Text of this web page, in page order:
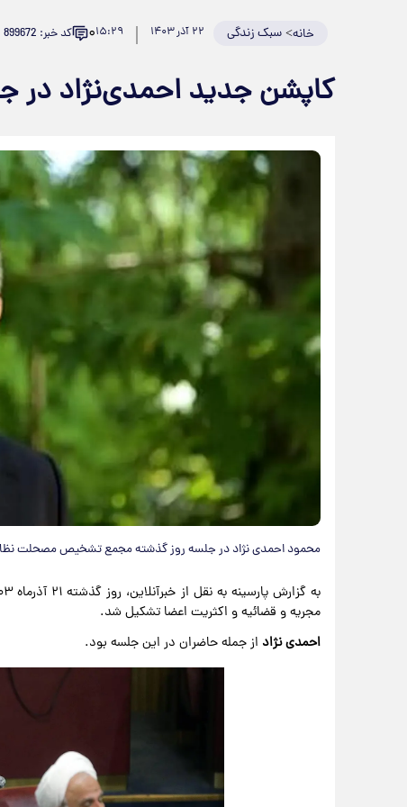
خانه>سبک زندگی ۲۲ آذر ۱۴۰۳ ۱۵:۲۹۰ کد خبر: 899672
کاپشن جدید احمدی‌نژاد
محمود احمدی نژاد در جلسه روز گذشته مجمع تشخیص مصحلت
مجریه و قضائیه و اکثریت اعضا تشکیل شد.
احمدی نژاد از جمله حاضران در این جلسه بود.